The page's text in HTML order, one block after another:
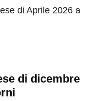
di Aprile 2026 a
di dicembre